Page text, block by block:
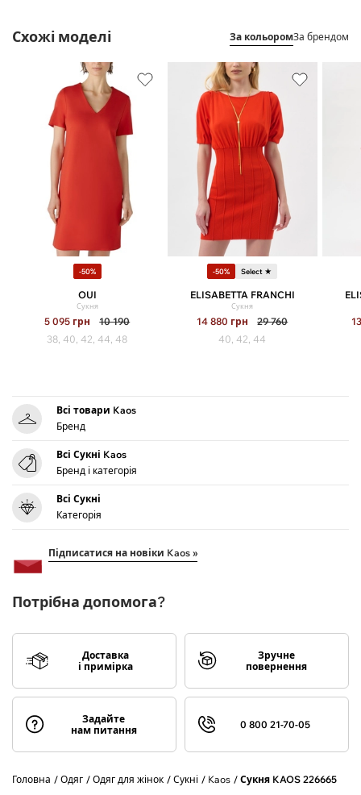
Схожі моделі За кольоромЗа брендом
-50%
OUI
Сукня
5 095 грн
10 190
38, 40, 42, 44, 48
-50% Select ★
ELISABETTA FRANCHI
Сукня
14 880 грн
29 760
40, 42, 44
Всі товари Kaos
Бренд
Всі Сукні Kaos
Бренд і категорія
Всі Сукні
Категорія
Підписатися на новіки Kaos »
Потрібна допомога?
Доставка
і примірка
Зручне
повернення
Задайте
нам питання
0 800 21-70-05
Головна Одяг Одяг для жінок Сукні Kaos Сукня KAOS 226665